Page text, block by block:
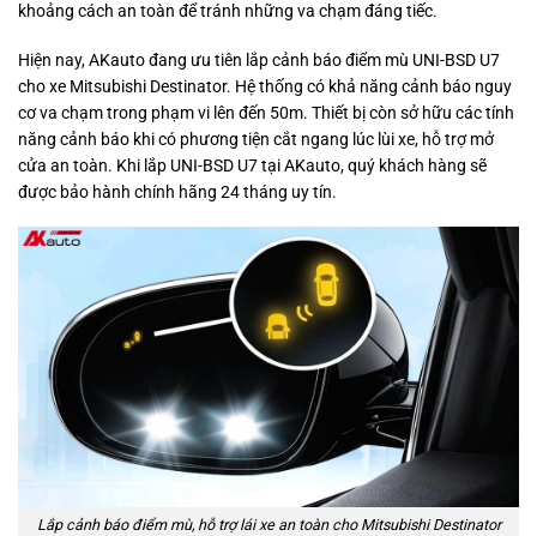
khoảng cách an toàn để tránh những va chạm đáng tiếc.
Hiện nay, AKauto đang ưu tiên lắp cảnh báo điểm mù UNI-BSD U7
cho xe Mitsubishi Destinator. Hệ thống có khả năng cảnh báo nguy
cơ va chạm trong phạm vi lên đến 50m. Thiết bị còn sở hữu các tính
năng cảnh báo khi có phương tiện cắt ngang lúc lùi xe, hỗ trợ mở
cửa an toàn. Khi lắp UNI-BSD U7 tại AKauto, quý khách hàng sẽ
được bảo hành chính hãng 24 tháng uy tín.
Lắp cảnh báo điểm mù, hỗ trợ lái xe an toàn cho Mitsubishi Destinator